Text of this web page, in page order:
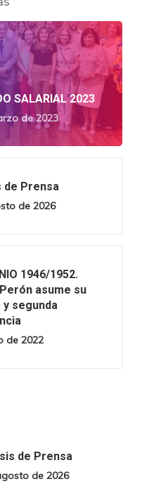
SALARIAL 2023
de 2023
de Prensa
de 2026
1946/1952.
asume su
segunda
de 2022
de Prensa
de 2026